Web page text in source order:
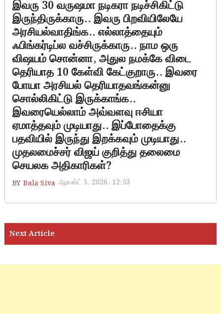
இவரு 30 வருஷமா நடிகரா நடிச்சிகிட்டு
இருந்திருக்காரு.. இவரு பிறவியிலேயே
அரசியல்வாதிங்க.. எல்லாத்தையும்
ஃபிங்கர்டிப்ல வச்சிருக்காரு.. நாம ஒரு
விஷயம் சொன்னா, அதுல நமக்கே விடை
தெரியாத 10 கேள்வி கேட்குறாரு.. இவரை
போயா அரசியல் தெரியாதவங்கன்னு
சொல்லிகிட்டு இருக்காங்க..
இவரையெல்லாம் அவ்வளவு ஈசியா
ஏமாத்தவும் முடியாது.. இப்போதைக்கு
பதவியில் இருந்து இறக்கவும் முடியாது..
முதலமைச்சர் விஜய் குறித்து தலைமை
செயலக அதிகாரிகள்?
BY Bala Siva ஆகஸ்ட் 5, 2026, 12:53